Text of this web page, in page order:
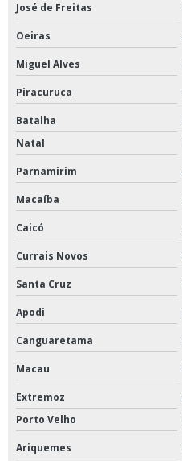
José de Freitas
Oeiras
Miguel Alves
Piracuruca
Batalha
Natal
Parnamirim
Macaíba
Caicó
Currais Novos
Santa Cruz
Apodi
Canguaretama
Macau
Extremoz
Porto Velho
Ariquemes